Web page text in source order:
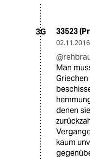
3G 33523
02.11.2016
Man
denen
kaum